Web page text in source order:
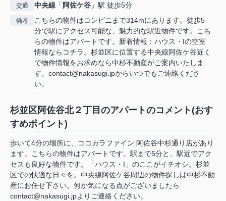
交通 中央線 「 阿佐ケ谷 」駅 徒歩5分
備考
こちらの物件はコンビニまで314mにあります。徒歩5
分で駅にアクセス可能な、魅力的な駅近物件です。こち
らの物件はアパートです。新着情報：ハウス・Iの空室
情報ならコチラ。杉並区に位置する中央線阿佐ケ谷近く
で物件情報をお求めなら中杉不動産がご案内いたしま
す。contact@nakasugi.jpからいつでもご連絡くださ
い。
杉並区阿佐谷北２丁目のアパートのコメント(おす
すめポイント)
歩いて4分の場所に、ココカラファイン 阿佐谷中杉通り店があり
ます。こちらの物件はアパートです。駅まで5分と、駅近でアク
セスも良好な物件です。「ハウス・I」のここがイチオシ。杉並
区での快適な日々を。中央線阿佐ケ谷周辺の物件探しは中杉不動
産にお任せ下さい。何か気になる点がございましたら
contact@nakasugi.jpよりご連絡ください。